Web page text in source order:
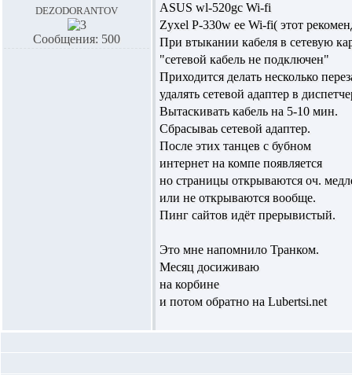
dezodorantov
Сообщения: 500
ASUS wl-520gc Wi-fi
Zyxel P-330w ee Wi-fi( этот
При втыкании кабеля в сетевую
"сетевой кабель не подключен"
Приходится делать несколько
удалять сетевой адаптер в
Вытаскивать кабель на 5-10 мин.
Сбрасываь сетевой адаптер.
После этих танцев с бубном
интернет на компе появляется
но страницы открываются оч.
или не открываются вообще.
Пинг сайтов идёт прерывистый.
Это мне напомнило Транком.
Месяц досиживаю
на корбине
и потом обратно на Lubertsi.net